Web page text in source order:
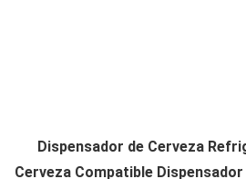
Dispensador de Cerveza
Cerveza Compatible